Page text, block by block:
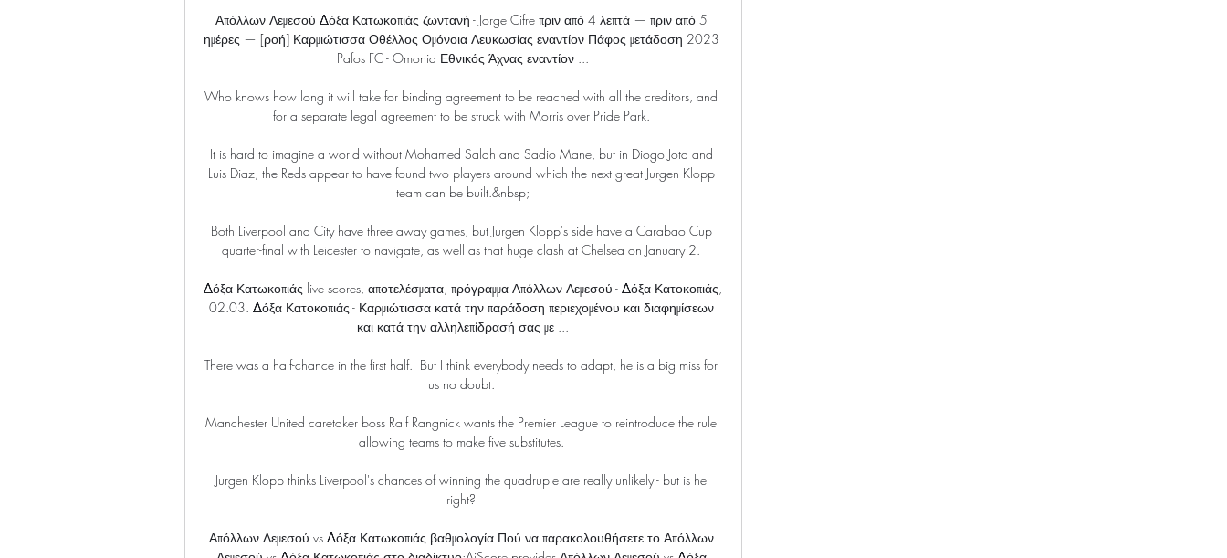
Απόλλων Λεμεσού Δόξα Κατωκοπιάς ζωντανή - Jorge Cifre πριν από 4 λεπτά — πριν από 5
ημέρες — [ροή] Καρμιώτισσα Οθέλλος Ομόνοια Λευκωσίας εναντίον Πάφος μετάδοση 2023
Pafos FC - Omonia Εθνικός Άχνας εναντίον ...
Who knows how long it will take for binding agreement to be reached with all the creditors, and
for a separate legal agreement to be struck with Morris over Pride Park.
It is hard to imagine a world without Mohamed Salah and Sadio Mane, but in Diogo Jota and
Luis Diaz, the Reds appear to have found two players around which the next great Jurgen Klopp
team can be built.&nbsp;
Both Liverpool and City have three away games, but Jurgen Klopp's side have a Carabao Cup
quarter-final with Leicester to navigate, as well as that huge clash at Chelsea on January 2.
Δόξα Κατωκοπιάς live scores, αποτελέσματα, πρόγραμμα Απόλλων Λεμεσού - Δόξα Κατοκοπιάς,
02.03. Δόξα Κατοκοπιάς - Καρμιώτισσα κατά την παράδοση περιεχομένου και διαφημίσεων
και κατά την αλληλεπίδρασή σας με ...
There was a half-chance in the first half.  But I think everybody needs to adapt, he is a big miss for
us no doubt.
Manchester United caretaker boss Ralf Rangnick wants the Premier League to reintroduce the rule
allowing teams to make five substitutes.
Jurgen Klopp thinks Liverpool's chances of winning the quadruple are really unlikely - but is he
right?
Απόλλων Λεμεσού vs Δόξα Κατωκοπιάς βαθμολογία Πού να παρακολουθήσετε το Απόλλων